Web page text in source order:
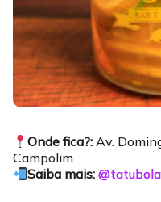
Onde fica?:Av.
Campolim
Saiba mais: